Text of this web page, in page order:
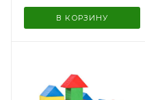
В КОРЗИНУ